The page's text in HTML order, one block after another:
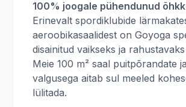
100% joogale pühendunud
Erinevalt spordiklubide
aeroobikasaalidest on Goyoga
disainitud vaikseks ja
Meie 100 m² saal puitpõrandate
valgusega aitab sul meeled
lülitada.